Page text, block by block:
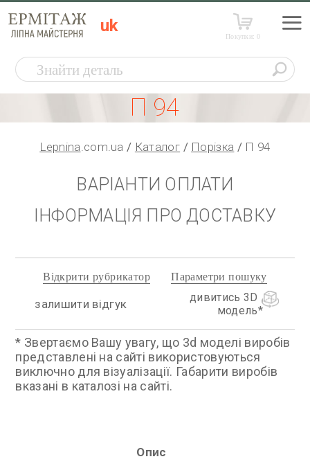
uk
Покупки:0
П 94
Lepnina.com.ua Каталог Порізка П 94
ВАРІАНТИ ОПЛАТИ
ІНФОРМАЦІЯ ПРО ДОСТАВКУ
залишити відгук
дивитись 3D
модель
Відкрити рубрикатор Параметри пошуку
* Звертаємо Вашу увагу, що 3d моделі виробів
представлені на сайті використовуються
виключно для візуалізації. Габарити виробів
вказані в каталозі на сайті.
Опис